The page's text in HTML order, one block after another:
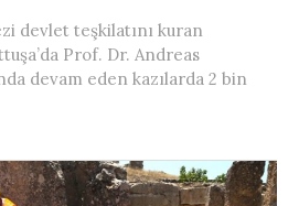
devlet teşkilatını kuran
Prof. Dr. Andreas
devam eden kazılarda 2 bin